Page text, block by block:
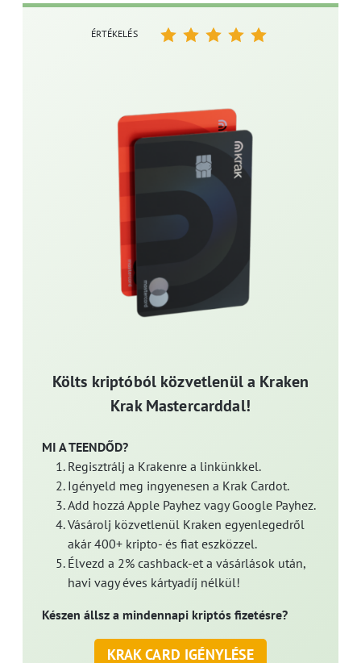
Költs kriptóból közvetlenül a Kraken
Krak Mastercarddal!
MI A TEENDŐD?
Regisztrálj a Krakenre a linkünkkel.
Igényeld meg ingyenesen a Krak Cardot.
Add hozzá Apple Payhez vagy Google Payhez.
Vásárolj közvetlenül Kraken egyenlegedről
akár 400+ kripto- és fiat eszközzel.
Élvezd a 2% cashback-et a vásárlások után,
havi vagy éves kártyadíj nélkül!
Készen állsz a mindennapi kriptós fizetésre?
KRAK CARD IGÉNYLÉSE
ÉRTÉKELÉS